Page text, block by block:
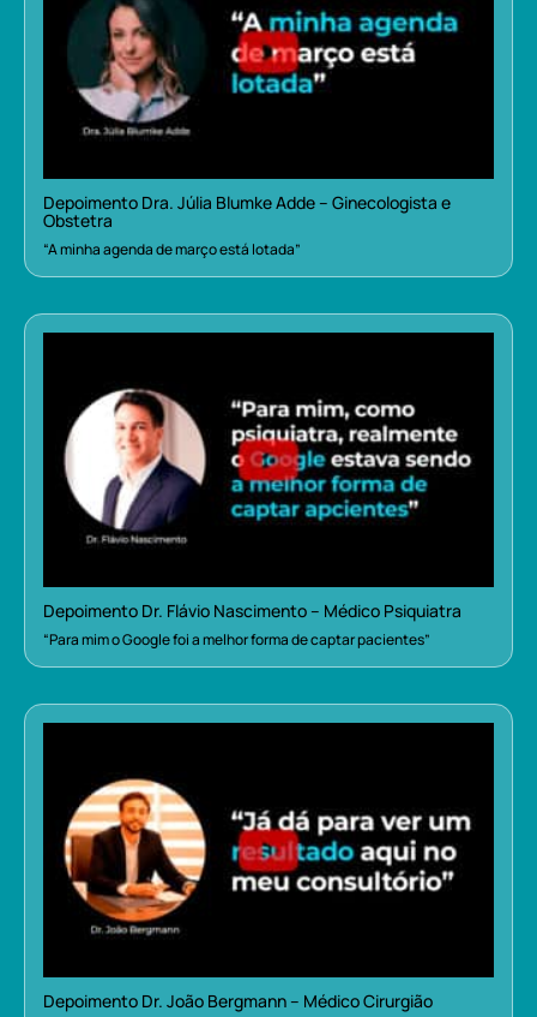
Depoimento Dra. Júlia Blumke Adde – Ginecologista e
Obstetra
“A minha agenda de março está lotada”
Depoimento Dr. Flávio Nascimento – Médico Psiquiatra
“Para mim o Google foi a melhor forma de captar pacientes”
Depoimento Dr. João Bergmann – Médico Cirurgião